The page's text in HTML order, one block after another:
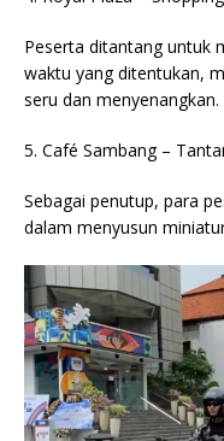
Peserta ditantang untuk
waktu yang ditentukan,
seru dan menyenangkan.
5. Café Sambang –
Sebagai penutup, para
dalam menyusun